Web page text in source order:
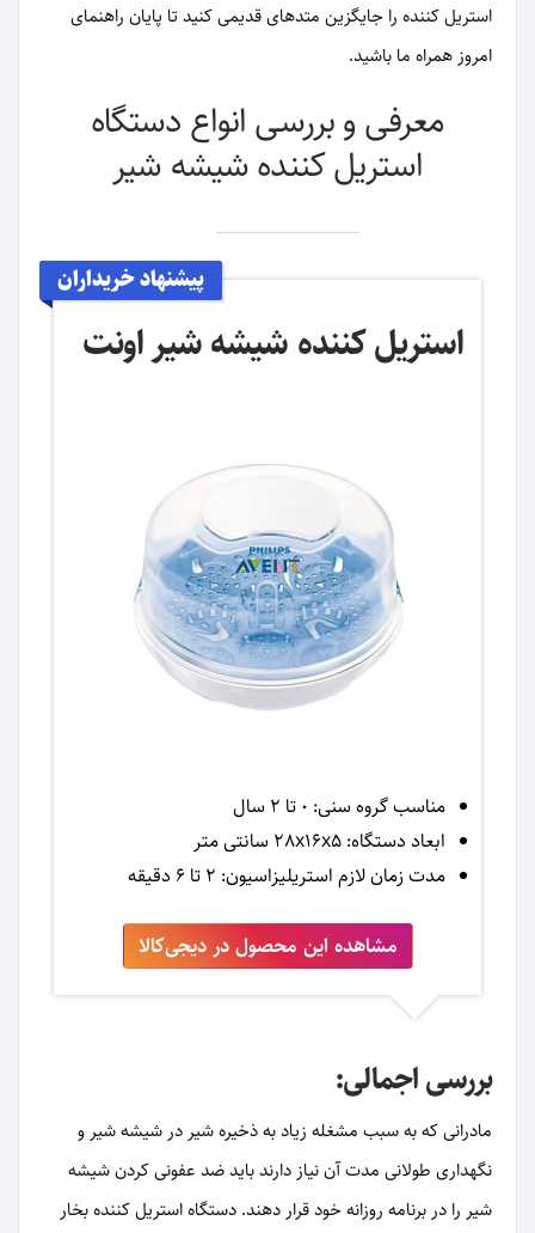
استریل کننده را جایگزین متدهای قدیمی کنید تا پایان راهنمای
امروز همراه ما باشید.
معرفی و بررسی انواع دستگاه
استریل کننده شیشه شیر
پیشنهاد خریداران
استریل کننده شیشه شیر اونت
مناسب گروه سنی: 0 تا 2 سال
ابعاد دستگاه: 28x16x5 سانتی متر
مدت زمان لازم استریلیزاسیون: 2 تا 6 دقیقه
مشاهده این محصول در دیجی‌کالا
بررسی اجمالی:
مادرانی که به سبب مشغله زیاد به ذخیره شیر در شیشه شیر و
نگهداری طولانی مدت آن نیاز دارند باید ضد عفونی کردن شیشه
شیر را در برنامه روزانه خود قرار دهند. دستگاه استریل کننده بخار